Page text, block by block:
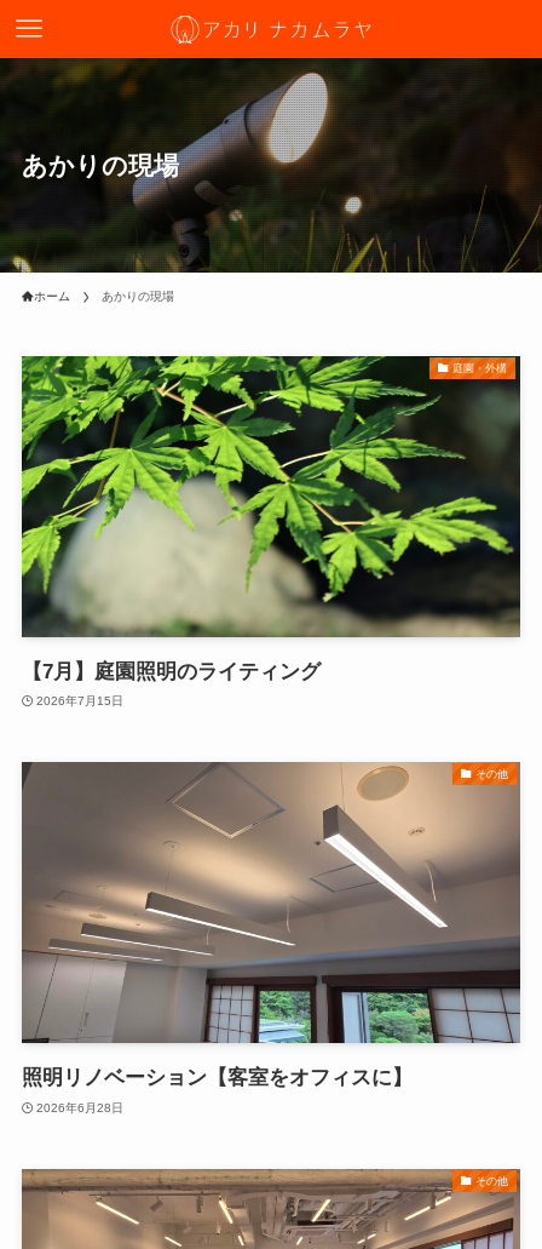
あかりの現場
ホーム あかりの現場
庭園・外構
【7月】庭園照明のライティング
2026年7月15日
その他
照明リノベーション【客室をオフィスに】
2026年6月28日
その他